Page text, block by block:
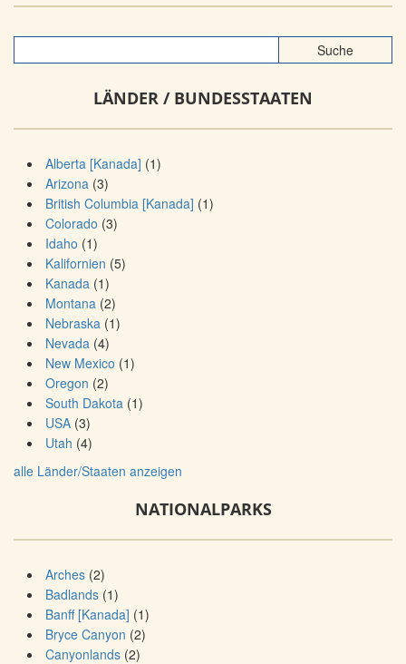
LÄNDER / BUNDESSTAATEN
Alberta [Kanada] (1)
Arizona (3)
British Columbia [Kanada] (1)
Colorado (3)
Idaho (1)
Kalifornien (5)
Kanada (1)
Montana (2)
Nebraska (1)
Nevada (4)
New Mexico (1)
Oregon (2)
South Dakota (1)
USA (3)
Utah (4)
alle Länder/Staaten anzeigen
NATIONALPARKS
Arches (2)
Badlands (1)
Banff [Kanada] (1)
Bryce Canyon (2)
Canyonlands (2)